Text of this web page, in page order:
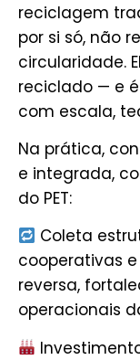
reciclagem
por si só, não
circularidade.
reciclado — e
com escala,
Na prática,
e integrada,
do PET:
Coleta
cooperativas
reversa,
operacionais